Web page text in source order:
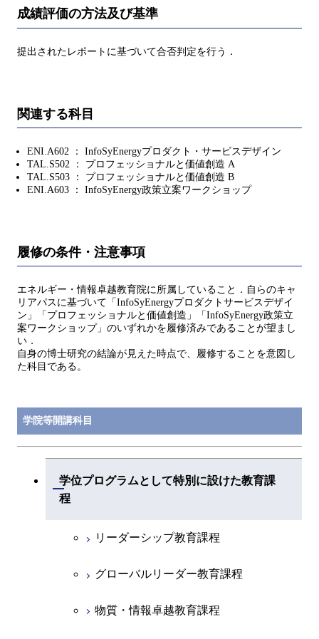
成績評価の方法及び基準
提出されたレポートに基づいて合否判定を行う．
関連する科目
ENI.A602 ： InfoSyEnergyプロダクト・サービスデザイン
TAL.S502 ： プロフェッショナルと価値創造 A
TAL.S503 ： プロフェッショナルと価値創造 B
ENI.A603 ： InfoSyEnergy政策立案ワークショップ
履修の条件・注意事項
エネルギー・情報卓越教育院に所属していること．自らのキャ
リアパスに基づいて「InfoSyEnergyプロダクトサービスデザイ
ン」「プロフェッショナルと価値創造」「InfoSyEnergy政策立
案ワークショップ」のいずれかを履修済みであることが望まし
い．
自身の博士研究の結論が見えた時点で、履修することを意図し
た科目である。
学院等開講科目
学位プログラムとして特別に設けた教育課
程
開閉
リーダーシップ教育課程
グローバルリーダー教育課程
物質・情報卓越教育課程